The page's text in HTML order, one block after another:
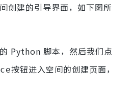
创建的引导界面，如下图所
Python 脚本，然后我们点
按钮进入空间的创建页面，